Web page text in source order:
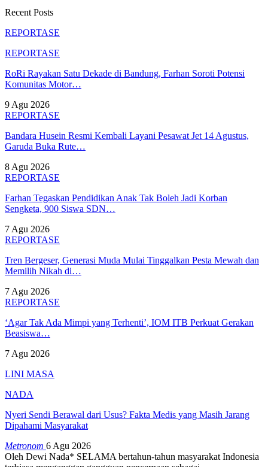
Recent Posts
REPORTASE
REPORTASE
RoRi Rayakan Satu Dekade di Bandung, Farhan Soroti Potensi
Komunitas Motor…
9 Agu 2026
REPORTASE
Bandara Husein Resmi Kembali Layani Pesawat Jet 14 Agustus,
Garuda Buka Rute…
8 Agu 2026
REPORTASE
Farhan Tegaskan Pendidikan Anak Tak Boleh Jadi Korban
Sengketa, 900 Siswa SDN…
7 Agu 2026
REPORTASE
Tren Bergeser, Generasi Muda Mulai Tinggalkan Pesta Mewah dan
Memilih Nikah di…
7 Agu 2026
REPORTASE
‘Agar Tak Ada Mimpi yang Terhenti’, IOM ITB Perkuat Gerakan
Beasiswa…
7 Agu 2026
LINI MASA
NADA
Nyeri Sendi Berawal dari Usus? Fakta Medis yang Masih Jarang
Dipahami Masyarakat
Metronom 6 Agu 2026
Oleh Dewi Nada* SELAMA bertahun-tahun masyarakat Indonesia